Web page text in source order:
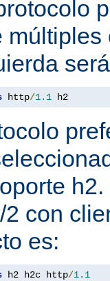
http/1.1 h2
2 con
es:
h2 h2c http/1.1